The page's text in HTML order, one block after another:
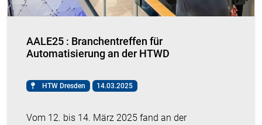
AALE25 : Branchentreffen für
Automatisierung an der HTWD
HTW Dresden 14.03.2025
Vom 12. bis 14. März 2025 fand an der